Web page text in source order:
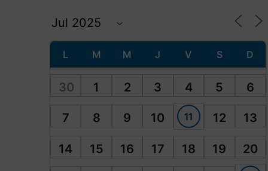
L M M J V S D
30 1 2 3 4 5 6
7 8 9 10 11 12 13
14 15 16 17 18 19 20